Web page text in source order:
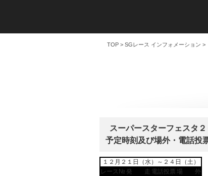
TOP > SGレース インフォメーション >
スーパースターフェスタ
予定時刻及び場外・電話投
１２月２１日（水）～２４日（土）
レース№ 発 走 電話投票 場 外